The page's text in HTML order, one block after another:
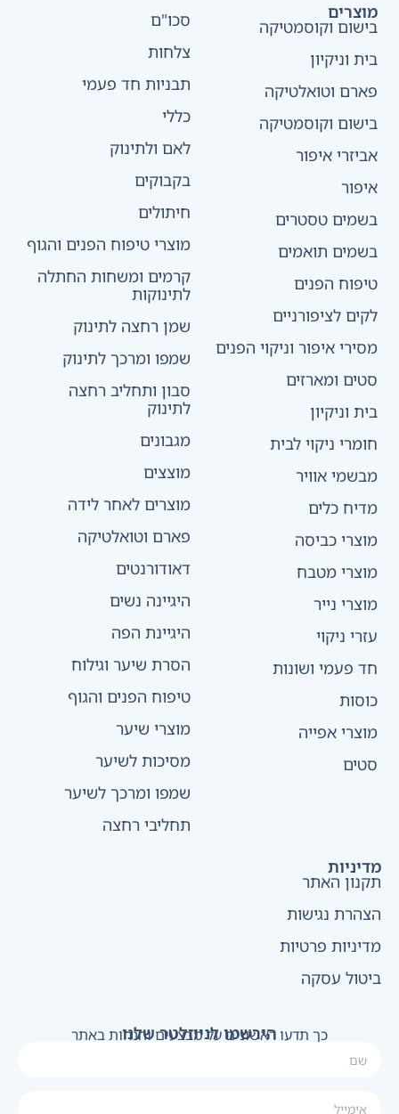
מוצרים
בישום וקוסמטיקה
בית וניקיון
פארם וטואלטיקה
בישום וקוסמטיקה
אביזרי איפור
איפור
בשמים טסטרים
בשמים תואמים
טיפוח הפנים
לקים לציפורניים
מסירי איפור וניקוי הפנים
סטים ומארזים
בית וניקיון
חומרי ניקוי לבית
מבשמי אוויר
מדיח כלים
מוצרי כביסה
מוצרי מטבח
מוצרי נייר
עזרי ניקוי
חד פעמי ושונות
כוסות
מוצרי אפייה
סטים
סכו"ם
צלחות
תבניות חד פעמי
כללי
לאם ולתינוק
בקבוקים
חיתולים
מוצרי טיפוח הפנים והגוף
קרמים ומשחות החתלה
לתינוקות
שמן רחצה לתינוק
שמפו ומרכך לתינוק
סבון ותחליב רחצה
לתינוק
מגבונים
מוצצים
מוצרים לאחר לידה
פארם וטואלטיקה
דאודורנטים
היגיינה נשים
היגיינת הפה
הסרת שיער וגילוח
טיפוח הפנים והגוף
מוצרי שיער
מסיכות לשיער
שמפו ומרכך לשיער
תחליבי רחצה
מדיניות
תקנון האתר
הצהרת נגישות
מדיניות פרטיות
ביטול עסקה
הירשמו לניוזלטר שלנו
כך תדעו ראשונים על מבצעים והנחות באתר